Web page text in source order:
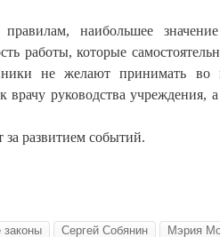
наибольшее
работы, которые
не желают принимать во
врачу руководства учреждения,
развитием событий.
законы Сергей Собянин Мэрия